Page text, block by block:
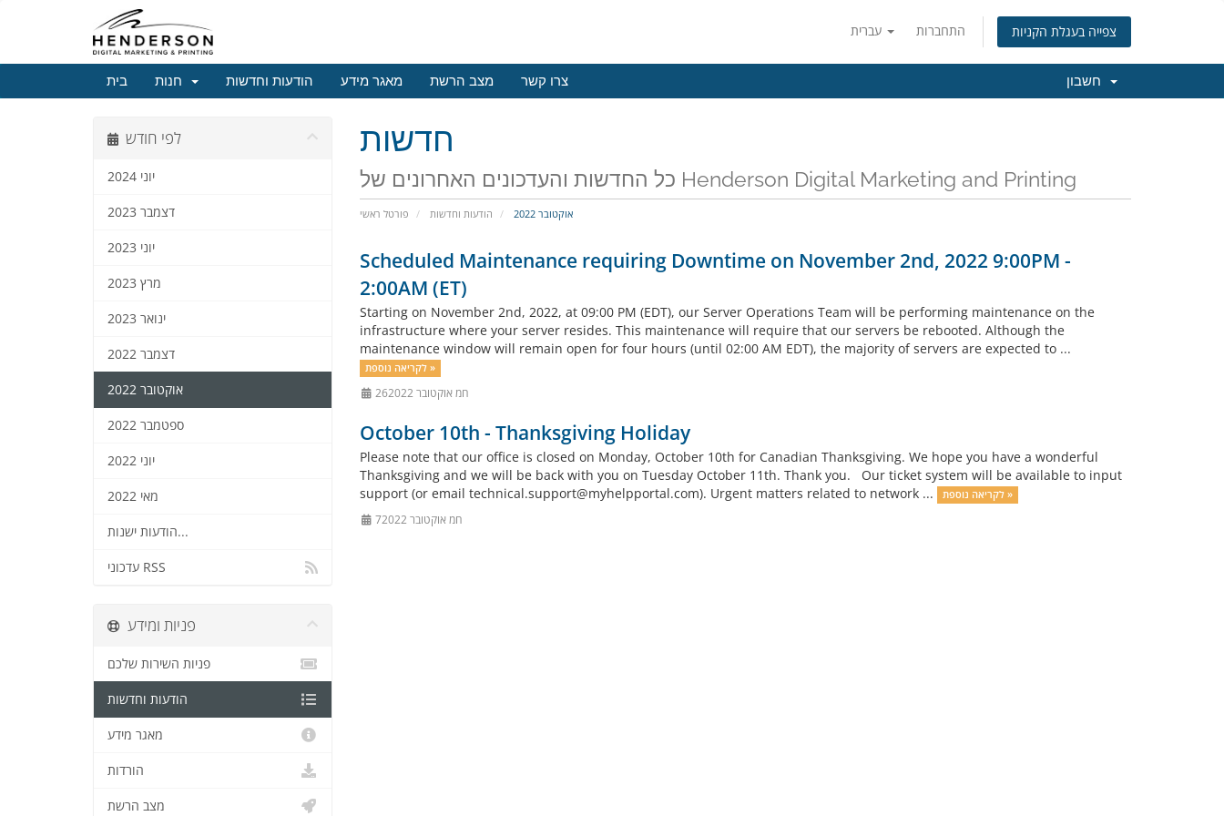
התחברות צפייה בעגלת הקניות
בית הודעות וחדשות מאגר מידע מצב הרשת צרו קשר
חדשות
כל החדשות והעדכונים האחרונים של Henderson Digital Marketing and Printing
פורטל ראשי הודעות וחדשות אוקטובר 2022
לפי חודש
יוני 2024
דצמבר 2023
יוני 2023
מרץ 2023
ינואר 2023
דצמבר 2022
אוקטובר 2022
ספטמבר 2022
יוני 2022
מאי 2022
הודעות ישנות...
עדכוני RSS
Scheduled Maintenance requiring Downtime on November 2nd, 2022 9:00PM -
2:00AM (ET)
Starting on November 2nd, 2022, at 09:00 PM (EDT), our Server Operations Team will be performing maintenance on the
infrastructure where your server resides. This maintenance will require that our servers be rebooted. Although the
maintenance window will remain open for four hours (until 02:00 AM EDT), the majority of servers are expected to ...
לקריאה נוספת »
26חמ אוקטובר 2022
October 10th - Thanksgiving Holiday
Please note that our office is closed on Monday, October 10th for Canadian Thanksgiving. We hope you have a wonderful
Thanksgiving and we will be back with you on Tuesday October 11th. Thank you. Our ticket system will be available to input
support (or email technical.support@myhelpportal.com). Urgent matters related to network ... לקריאה נוספת »
7חמ אוקטובר 2022
פניות ומידע
פניות השירות שלכם
הודעות וחדשות
מאגר מידע
הורדות
מצב הרשת